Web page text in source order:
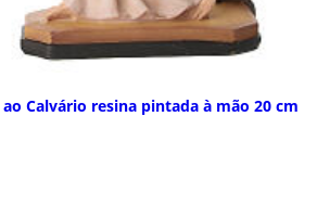
ao Calvário resina pintada à mão 20 cm